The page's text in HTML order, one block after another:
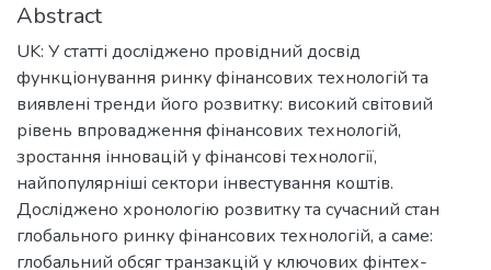
Abstract
UK: У статті досліджено провідний досвід
функціонування ринку фінансових технологій та
виявлені тренди його розвитку: високий світовий
рівень впровадження фінансових технологій,
зростання інновацій у фінансові технології,
найпопулярніші сектори інвестування коштів.
Досліджено хронологію розвитку та сучасний стан
глобального ринку фінансових технологій, а саме:
глобальний обсяг транзакцій у ключових фінтех-